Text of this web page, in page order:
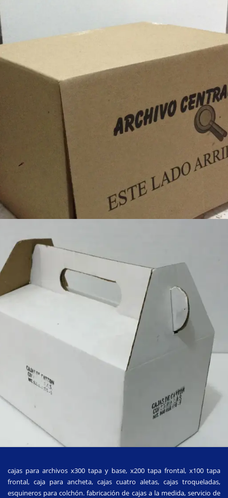
cajas para archivos x300 tapa y base, x200 tapa frontal, x100 tapa
frontal, caja para ancheta, cajas cuatro aletas, cajas troqueladas,
esquineros para colchón. fabricación de cajas a la medida, servicio de